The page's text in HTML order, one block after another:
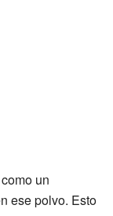
un
ese polvo. Esto